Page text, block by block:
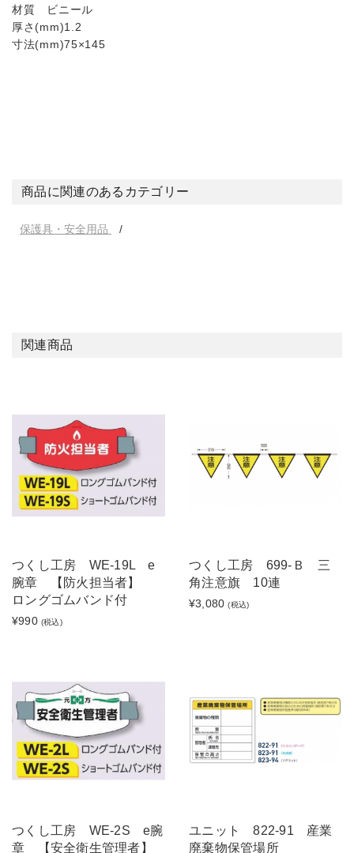
材質 ビニール
厚さ(mm)1.2
寸法(mm)75×145
商品に関連のあるカテゴリー
保護具・安全用品
関連商品
つくし工房 WE-19L e
腕章 【防火担当者】
ロングゴムバンド付
¥990 (税込)
つくし工房 699-Ｂ 三
角注意旗 10連
¥3,080 (税込)
つくし工房 WE-2S e腕
章 【安全衛生管理者】
ユニット 822-91 産業
廃棄物保管場所